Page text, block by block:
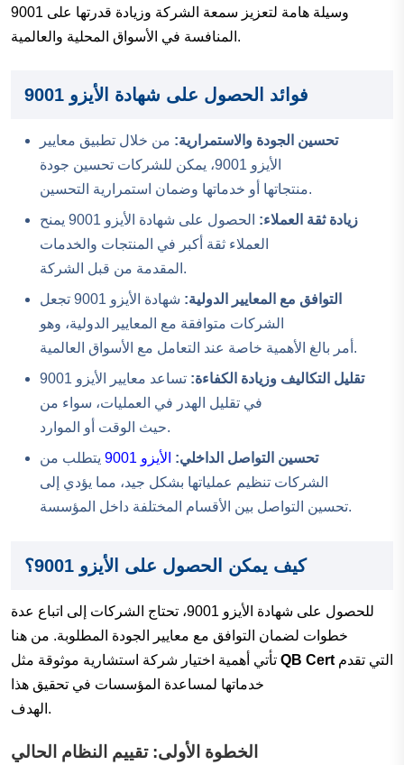
9001 وسيلة هامة لتعزيز سمعة الشركة وزيادة قدرتها على
المنافسة في الأسواق المحلية والعالمية.
فوائد الحصول على شهادة الأيزو 9001
تحسين الجودة والاستمرارية: من خلال تطبيق معايير
الأيزو 9001، يمكن للشركات تحسين جودة
منتجاتها أو خدماتها وضمان استمرارية التحسين.
زيادة ثقة العملاء:
الحصول على شهادة الأيزو 9001 يمنح
العملاء ثقة أكبر في المنتجات والخدمات
المقدمة من قبل الشركة.
التوافق مع المعايير الدولية:
شهادة الأيزو 9001 تجعل
الشركات متوافقة مع المعايير الدولية، وهو
أمر بالغ الأهمية خاصة عند التعامل مع الأسواق العالمية.
تقليل التكاليف وزيادة الكفاءة:
تساعد معايير الأيزو 9001
في تقليل الهدر في العمليات، سواء من
حيث الوقت أو الموارد.
تحسين التواصل الداخلي: الأيزو 9001
يتطلب من
الشركات تنظيم عملياتها بشكل جيد، مما يؤدي إلى
تحسين التواصل بين الأقسام المختلفة داخل المؤسسة.
كيف يمكن الحصول على الأيزو 9001؟
للحصول على شهادة الأيزو 9001، تحتاج الشركات إلى اتباع عدة
خطوات لضمان التوافق مع معايير الجودة المطلوبة. من هنا
QB Cert
خدماتها لمساعدة المؤسسات في تحقيق هذا
الهدف.
الخطوة الأولى: تقييم النظام الحالي